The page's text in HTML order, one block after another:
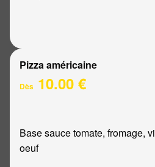
Pizza américaine
Dès 10.00 €
Base sauce tomate, fromage,
oeuf